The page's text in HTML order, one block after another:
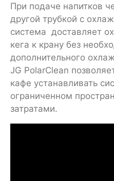
При подаче напитков
другой трубкой с
система доставляет
кега к крану без
дополнительного
JG PolarClean
кафе устанавливать
ограниченном
затратами.